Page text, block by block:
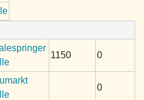
1150 0
0